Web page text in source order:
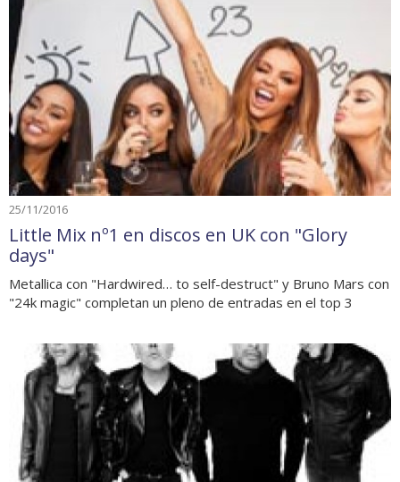
25/11/2016
Little Mix nº1 en discos en UK con "Glory
days"
Metallica con "Hardwired… to self-destruct" y Bruno Mars con
"24k magic" completan un pleno de entradas en el top 3